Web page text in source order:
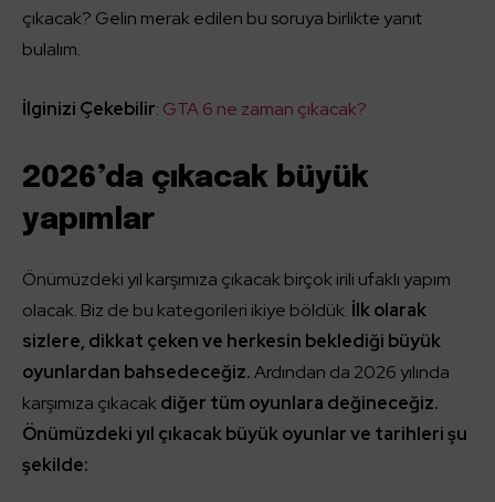
çıkacak? Gelin merak edilen bu soruya birlikte yanıt
bulalım.
İlginizi Çekebilir: GTA 6 ne zaman çıkacak?
2026’da çıkacak büyük
yapımlar
Önümüzdeki yıl karşımıza çıkacak birçok irili ufaklı yapım
olacak. Biz de bu kategorileri ikiye böldük. İlk olarak
sizlere, dikkat çeken ve herkesin beklediği büyük
oyunlardan bahsedeceğiz.Ardından da 2026 yılında
karşımıza çıkacakdiğer tüm oyunlara değineceğiz.
Önümüzdeki yıl çıkacak büyük oyunlar ve tarihleri şu
şekilde: